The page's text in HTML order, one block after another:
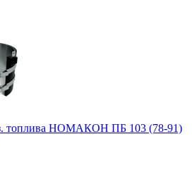
топлива НОМАКОН ПБ 103 (78-91)